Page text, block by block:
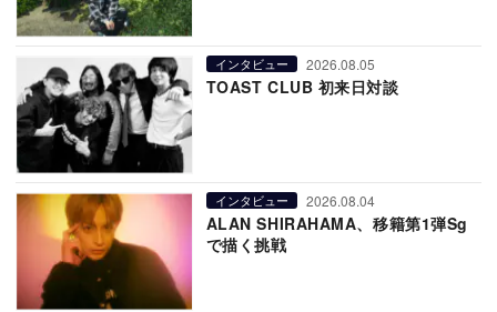
インタビュー 2026.08.05
TOAST CLUB 初来日対談
インタビュー 2026.08.04
ALAN SHIRAHAMA、移籍第1弾Sg
で描く挑戦